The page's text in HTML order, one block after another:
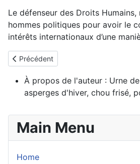
Le défenseur des Droits
hommes politiques pour avoir le
intérêts internationaux d’une
Article précédent : Haïti : Une «
Précédent
À propos de l'auteur : Urne
asperges d'hiver, chou frisé,
Main Menu
Home